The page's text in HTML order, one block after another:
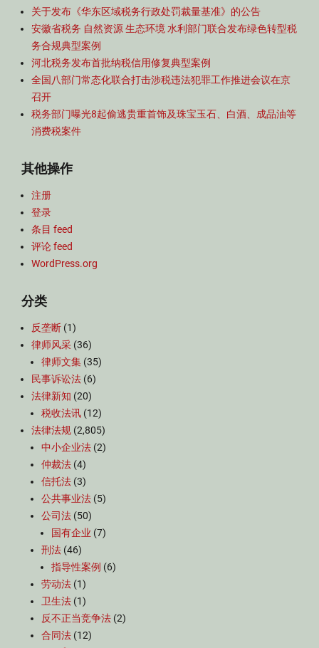
关于发布《华东区域税务行政处罚裁量基准》的公告
安徽省税务 自然资源 生态环境 水利部门联合发布绿色转型税
务合规典型案例
河北税务发布首批纳税信用修复典型案例
全国八部门常态化联合打击涉税违法犯罪工作推进会议在京
召开
税务部门曝光8起偷逃贵重首饰及珠宝玉石、白酒、成品油等
消费税案件
其他操作
注册
登录
条目 feed
评论 feed
WordPress.org
分类
反垄断 (1)
律师风采 (36)
律师文集 (35)
民事诉讼法 (6)
法律新知 (20)
税收法讯 (12)
法律法规 (2,805)
中小企业法 (2)
仲裁法 (4)
信托法 (3)
公共事业法 (5)
公司法 (50)
国有企业 (7)
刑法 (46)
指导性案例 (6)
劳动法 (1)
卫生法 (1)
反不正当竞争法 (2)
合同法 (12)